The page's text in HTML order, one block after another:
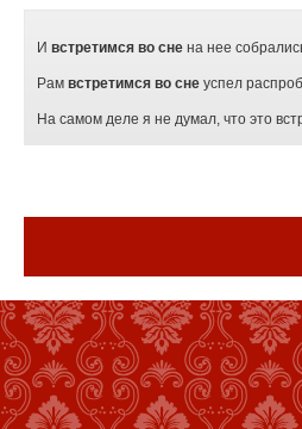
И встретимся во сне на нее
Рам встретимся во сне успел
На самом деле я не думал, что это